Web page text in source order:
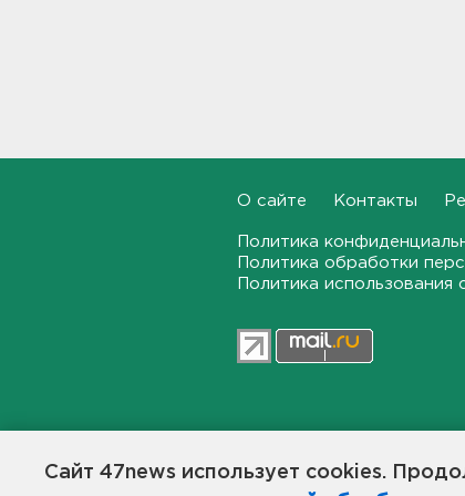
Сайт 47news использует cookies.
депутатов ЗакСа экстренно
Жителей Ленобласти
предупреждают, что погода
завтра испортится, и
В Нижегородской области
О сайте Контакты
Политика
Политика обработки
Политика использования
общественной жизни в
Создатели рассчитывают,